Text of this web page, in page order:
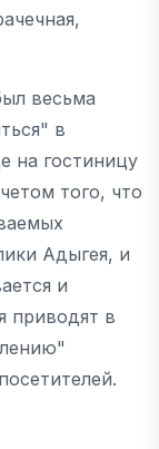
весьма
в
на гостиницу
того, что
Адыгея, и
и
приводят в